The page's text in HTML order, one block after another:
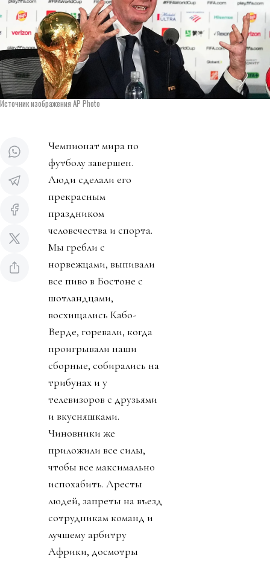
Источник изображения AP Photo
Чемпионат мира по
футболу завершен.
Люди сделали его
прекрасным
праздником
человечества и спорта.
Мы гребли с
норвежцами, выпивали
все пиво в Бостоне с
шотландцами,
восхищались Кабо-
Верде, горевали, когда
проигрывали наши
сборные, собирались на
трибунах и у
телевизоров с друзьями
и вкусняшками.
Чиновники же
приложили все силы,
чтобы все максимально
испохабить. Аресты
людей, запреты на въезд
сотрудникам команд и
лучшему арбитру
Африки, досмотры